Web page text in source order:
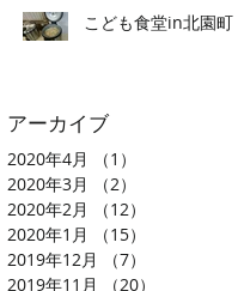
こども食堂in北園町
アーカイブ
2020年4月 （1）
2020年3月
（2）
2020年2月
（12）
2020年1月
（15）
2019年12月
（7）
2019年11月
（20）